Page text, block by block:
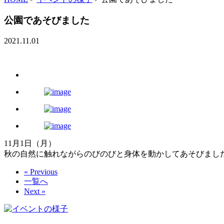
公園であそびました
2021.11.01
11月1日（月）
秋の自然に触れながらのびのびと身体を動かしてあそびまし
« Previous
一覧へ
Next »